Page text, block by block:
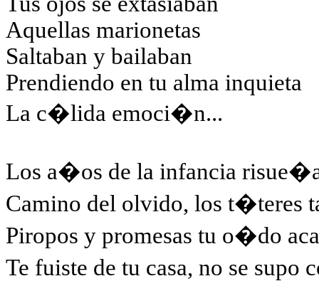
Aquellas marionetas
Saltaban y bailaban
Prendiendo en tu alma inquieta
La c�lida emoci�n...
Los a�os de la infancia
Camino del olvido, los t�teres
Piropos y promesas tu o�do
Te fuiste de tu casa, no se